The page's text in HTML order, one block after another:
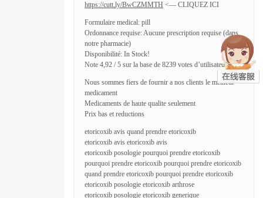
https://cutt.ly/BwCZMMTH <— CLIQUEZ ICI
Formulaire medical: pill
Ordonnance requise: Aucune prescription requise (dans
notre pharmacie)
Disponibilité: In Stock!
Note 4,92 / 5 sur la base de 8239 votes d’utilisateurs
Nous sommes fiers de fournir a nos clients le meilleur
medicament
Medicaments de haute qualite seulement
Prix bas et reductions
etoricoxib avis quand prendre etoricoxib
etoricoxib avis etoricoxib avis
etoricoxib posologie pourquoi prendre etoricoxib
pourquoi prendre etoricoxib pourquoi prendre etoricoxib
quand prendre etoricoxib pourquoi prendre etoricoxib
etoricoxib posologie etoricoxib arthrose
etoricoxib posologie etoricoxib generique